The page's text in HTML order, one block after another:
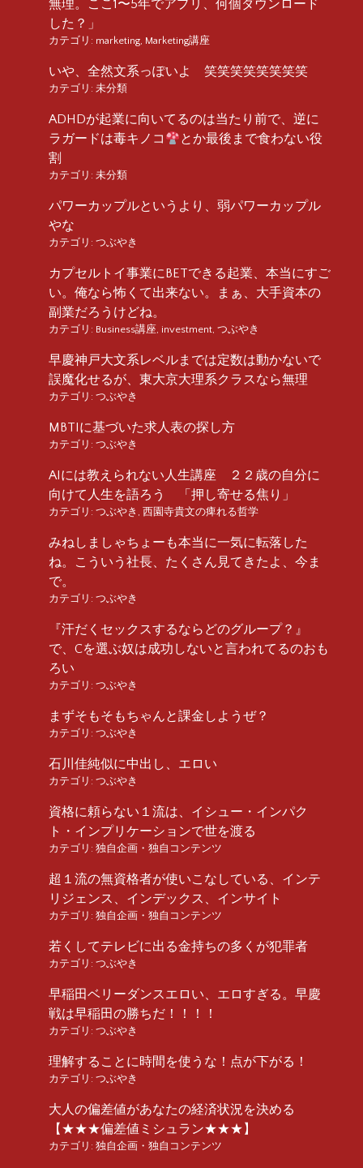
無理。ここ1〜5年でアプリ、何個ダウンロード
した？」
カテゴリ: marketing, Marketing講座
いや、全然文系っぽいよ 笑笑笑笑笑笑笑笑
カテゴリ: 未分類
ADHDが起業に向いてるのは当たり前で、逆に
ラガードは毒キノコ
とか最後まで食わない役
割
カテゴリ: 未分類
パワーカップルというより、弱パワーカップル
やな
カテゴリ: つぶやき
カプセルトイ事業にBETできる起業、本当にすご
い。俺なら怖くて出来ない。まぁ、大手資本の
副業だろうけどね。
カテゴリ: Business講座, investment, つぶやき
早慶神戸大文系レベルまでは定数は動かないで
誤魔化せるが、東大京大理系クラスなら無理
カテゴリ: つぶやき
MBTIに基づいた求人表の探し方
カテゴリ: つぶやき
AIには教えられない人生講座 ２２歳の自分に
向けて人生を語ろう 「押し寄せる焦り」
カテゴリ: つぶやき , 西園寺貴文の痺れる哲学
みねしましゃちょーも本当に一気に転落した
ね。こういう社長、たくさん見てきたよ、今ま
で。
カテゴリ: つぶやき
『汗だくセックスするならどのグループ？』
で、Cを選ぶ奴は成功しないと言われてるのおも
ろい
カテゴリ: つぶやき
まずそもそもちゃんと課金しようぜ？
カテゴリ: つぶやき
石川佳純似に中出し、エロい
カテゴリ: つぶやき
資格に頼らない１流は、イシュー・インパク
ト・インプリケーションで世を渡る
カテゴリ: 独自企画・独自コンテンツ
超１流の無資格者が使いこなしている、インテ
リジェンス、インデックス、インサイト
カテゴリ: 独自企画・独自コンテンツ
若くしてテレビに出る金持ちの多くが犯罪者
カテゴリ: つぶやき
早稲田ベリーダンスエロい、エロすぎる。早慶
戦は早稲田の勝ちだ！！！！
カテゴリ: つぶやき
理解することに時間を使うな！点が下がる！
カテゴリ: つぶやき
大人の偏差値があなたの経済状況を決める
【★★★偏差値ミシュラン★★★】
カテゴリ: 独自企画・独自コンテンツ